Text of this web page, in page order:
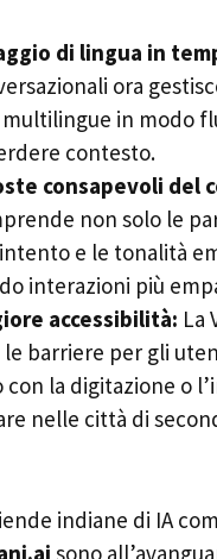
di lingua in
ora
in modo
contesto.
consapevoli del
non solo le
e le tonalità
interazioni più
accessibilità: La
le barriere per gli
con la digitazione o
nelle città di
indiane di IA
sono